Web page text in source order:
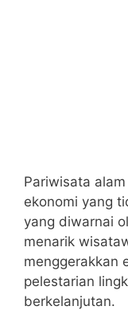
Pariwisata
ekonomi yang
yang diwarnai
menarik
menggerakkan
pelestarian
berkelanjutan.